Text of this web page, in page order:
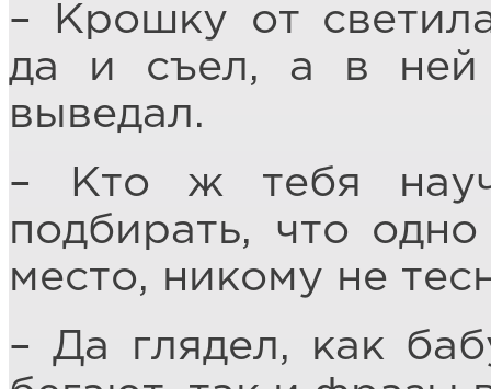
– Крошку от
да и съел, а в ней
выведал.
– Кто ж тебя
подбирать, что
место, никому не
– Да глядел, как